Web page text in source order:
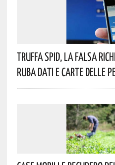
Truffa Spid, La Falsa
Ruba Dati E Carte Delle